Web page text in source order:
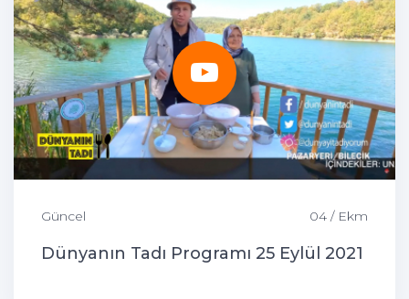
Güncel 04 / Ekm
Dünyanın Tadı Programı 25 Eylül 2021